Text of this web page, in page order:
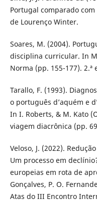
Portugal comparado
de Lourenço Winter.
Soares, M. (2004).
disciplina curricular. In
Norma (pp. 155-177). 2.ª
Tarallo, F. (1993).
o português d’aquém e
In I. Roberts, & M. Kato
viagem diacrônica (pp.
Veloso, J. (2022).
Um processo em
europeias em rota de
Gonçalves, P. O.
Atas do III Encontro